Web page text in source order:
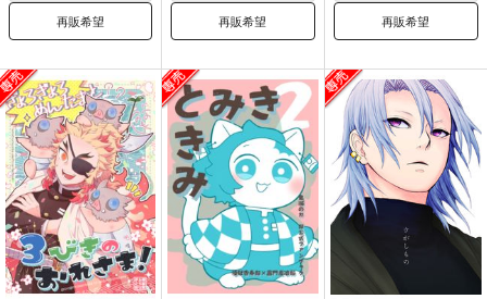
再販希望 再販希望 再販希望